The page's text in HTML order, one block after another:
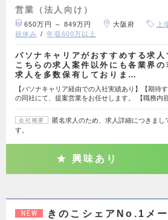
営業（法人向け）
650万円 ～ 849万円 大阪府 上
祝休み
年収600万以上
パソナキャリアがおすすめする求人
こちらの求人案件以外にも各業界の
求人を多数保有しておりま…
【パソナキャリア経由での入社実績あり】【期待
の同社にて、提案営業をお任せします。 【職務内
会社概要
匿名求人のため、求人詳細につきまし
す。
興味あり
NEW
きのこシェアNo.1メ